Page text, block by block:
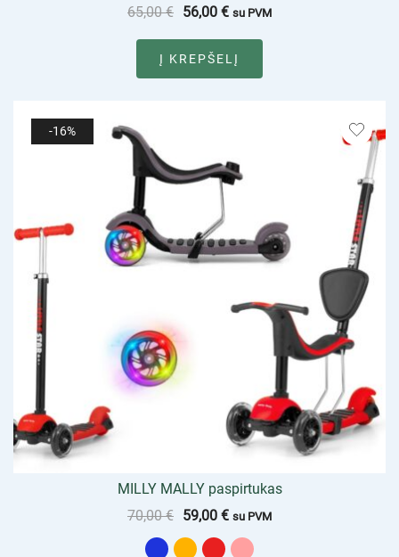
65,00€ 56,00 € su PVM
Į KREPŠELĮ
-16%
MILLY MALLY paspirtukas
70,00€ 59,00 € su PVM